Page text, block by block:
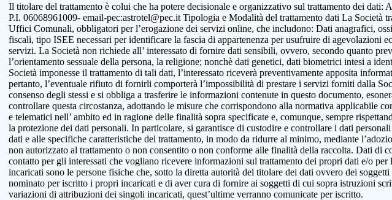
Il titolare del trattamento è colui che ha potere decisionale e organizzativo sul trattamento dei
P.I. 06068961009- email-pec:astrotel@pec.it Tipologia e Modalità del trattamento dati La
Uffici Comunali, obbligatori per l’erogazione dei servizi online, che includono: Dati anagrafici,
fiscali, tipo ISEE necessari per identificare la fascia di appartenenza per usufruire di agevolazioni
servizi. La Società non richiede all’ interessato di fornire dati sensibili, ovvero, secondo quanto
l’orientamento sessuale della persona, la religione; nonchè dati genetici, dati biometrici intesi a
Società imponesse il trattamento di tali dati, l’interessato riceverà preventivamente apposita
pertanto, l’eventuale rifiuto di fornirli comporterà l’impossibilità di prestare i servizi forniti dalla
consenso degli stessi e si obbliga a trasferire le informazioni contenute in questo documento,
controllare questa circostanza, adottando le misure che corrispondono alla normativa applicabile
e telematici nell’ ambito ed in ragione delle finalità sopra specificate e, comunque, sempre
la protezione dei dati personali. In particolare, si garantisce di custodire e controllare i dati
dati e alle specifiche caratteristiche del trattamento, in modo da ridurre al minimo, mediante
non autorizzato al trattamento o non consentito o non conforme alle finalità della raccolta. Dati di
contatto per gli interessati che vogliano ricevere informazioni sul trattamento dei propri dati e/o
incaricati sono le persone fisiche che, sotto la diretta autorità del titolare dei dati ovvero dei
nominato per iscritto i propri incaricati e di aver cura di fornire ai soggetti di cui sopra istruzioni
variazioni di attribuzioni dei singoli incaricati, quest’ultime verranno comunicate per iscritto.